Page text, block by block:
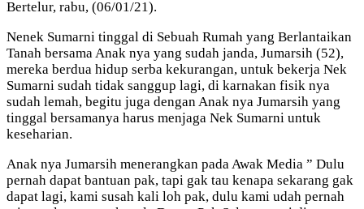
Bertelur, rabu, (06/01/21).
Nenek Sumarni tinggal di Sebuah Rumah yang Berlantaikan
Tanah bersama Anak nya yang sudah janda, Jumarsih (52),
mereka berdua hidup serba kekurangan, untuk bekerja Nek
Sumarni sudah tidak sanggup lagi, di karnakan fisik nya
sudah lemah, begitu juga dengan Anak nya Jumarsih yang
tinggal bersamanya harus menjaga Nek Sumarni untuk
keseharian.
Anak nya Jumarsih menerangkan pada Awak Media ” Dulu
pernah dapat bantuan pak, tapi gak tau kenapa sekarang gak
dapat lagi, kami susah kali loh pak, dulu kami udah pernah